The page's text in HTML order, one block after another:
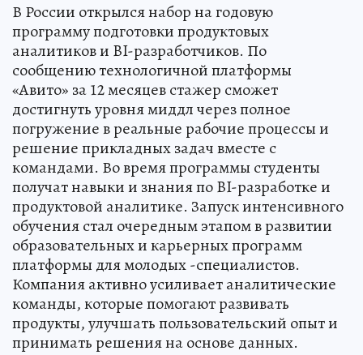
В России открылся набор на годовую
программу подготовки продуктовых
аналитиков и BI-разработчиков. По
сообщению технологичной платформы
«Авито» за 12 месяцев стажер сможет
достигнуть уровня миддл через полное
погружение в реальные рабочие процессы и
решение прикладных задач вместе с
командами. Во время программы студенты
получат навыки и знания по BI-разработке и
продуктовой аналитике. Запуск интенсивного
обучения стал очередным этапом в развитии
образовательных и карьерных программ
платформы для молодых -специалистов.
Компания активно усиливает аналитические
команды, которые помогают развивать
продукты, улучшать пользовательский опыт и
принимать решения на основе данных.